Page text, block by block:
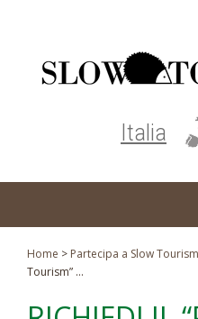
Turismo responsabile
Italia
Home > Partecipa a Slow Tourism
Tourism” …